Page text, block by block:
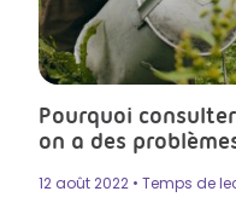
Pourquoi
on a des
12 août 2022 • Temps de